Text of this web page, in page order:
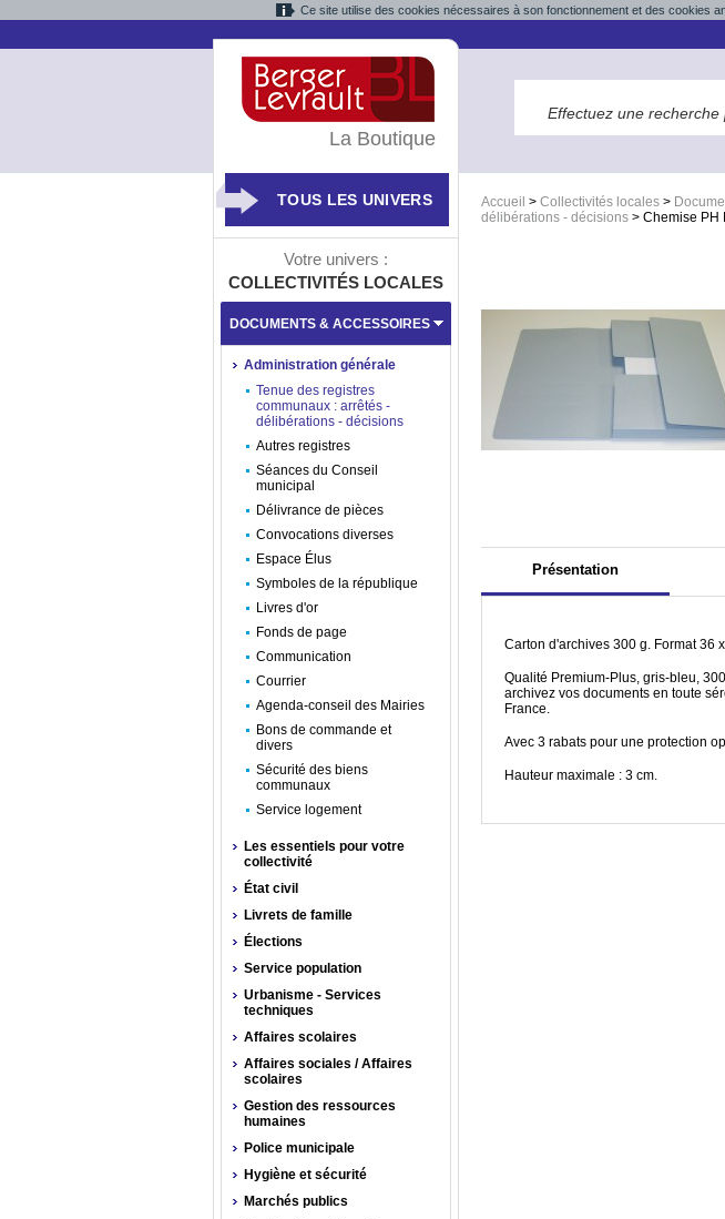
Ce site utilise des cookies nécessaires à son fonctionnement et des cookies
Accueil > Collectivités locales >
délibérations - décisions > Chemise PH
Présentation
Carton d'archives 300 g. Format 36
Qualité Premium-Plus, gris-bleu,
archivez vos documents en toute
France.
Avec 3 rabats pour une protection
Hauteur maximale : 3 cm.
La Boutique
TOUS LES UNIVERS
Votre univers :
COLLECTIVITÉS LOCALES
DOCUMENTS & ACCESSOIRES
Administration générale
Tenue des registres
communaux : arrêtés -
délibérations - décisions
Autres registres
Séances du Conseil
municipal
Délivrance de pièces
Convocations diverses
Espace Élus
Symboles de la république
Livres d'or
Fonds de page
Communication
Courrier
Agenda-conseil des Mairies
Bons de commande et
divers
Sécurité des biens
communaux
Service logement
Les essentiels pour votre
collectivité
État civil
Livrets de famille
Élections
Service population
Urbanisme - Services
techniques
Affaires scolaires
Affaires sociales / Affaires
scolaires
Gestion des ressources
humaines
Police municipale
Hygiène et sécurité
Marchés publics